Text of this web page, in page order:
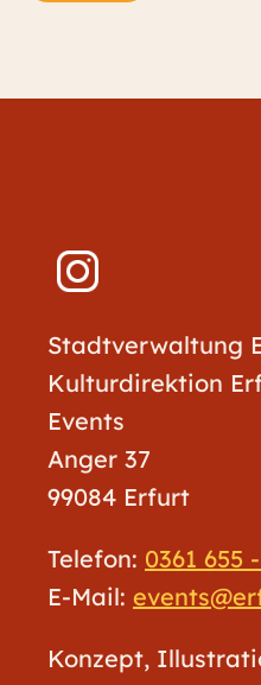
Stadtverwaltung
Kulturdirektion
Events
Anger 37
99084 Erfurt
Telefon: 0361 655
E-Mail:
Konzept,